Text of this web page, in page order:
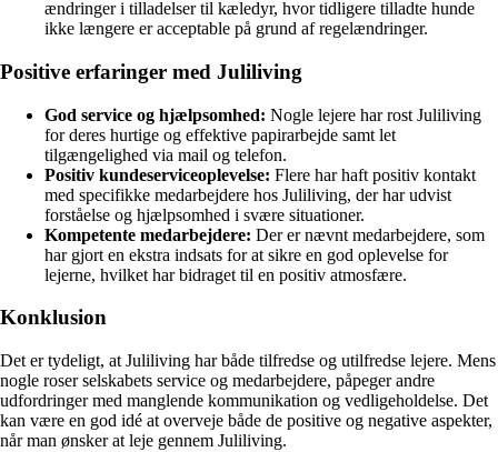
ændringer i tilladelser til kæledyr, hvor tidligere tilladte hunde
ikke længere er acceptable på grund af regelændringer.
Positive erfaringer med Juliliving
God service og hjælpsomhed: Nogle lejere har rost Juliliving
for deres hurtige og effektive papirarbejde samt let
tilgængelighed via mail og telefon.
Positiv kundeserviceoplevelse: Flere har haft positiv kontakt
med specifikke medarbejdere hos Juliliving, der har udvist
forståelse og hjælpsomhed i svære situationer.
Kompetente medarbejdere: Der er nævnt medarbejdere, som
har gjort en ekstra indsats for at sikre en god oplevelse for
lejerne, hvilket har bidraget til en positiv atmosfære.
Konklusion
Det er tydeligt, at Juliliving har både tilfredse og utilfredse lejere. Mens
nogle roser selskabets service og medarbejdere, påpeger andre
udfordringer med manglende kommunikation og vedligeholdelse. Det
kan være en god idé at overveje både de positive og negative aspekter,
når man ønsker at leje gennem Juliliving.